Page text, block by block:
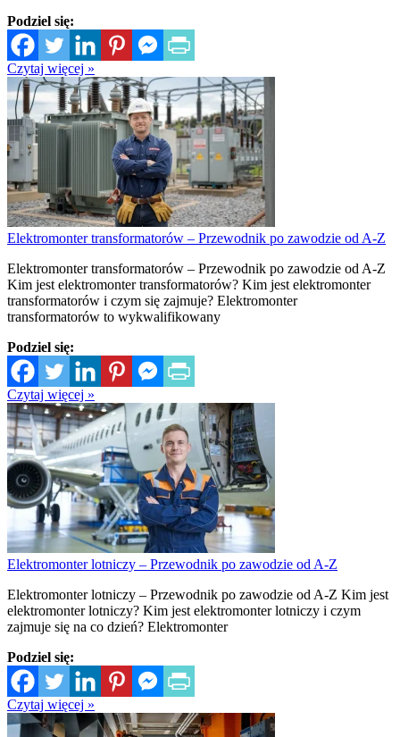
Podziel się:
Czytaj więcej »
Elektromonter transformatorów – Przewodnik po zawodzie od A-Z
Elektromonter transformatorów – Przewodnik po zawodzie od A-Z
Kim jest elektromonter transformatorów? Kim jest elektromonter
transformatorów i czym się zajmuje? Elektromonter
transformatorów to wykwalifikowany
Podziel się:
Czytaj więcej »
Elektromonter lotniczy – Przewodnik po zawodzie od A-Z
Elektromonter lotniczy – Przewodnik po zawodzie od A-Z Kim jest
elektromonter lotniczy? Kim jest elektromonter lotniczy i czym
zajmuje się na co dzień? Elektromonter
Podziel się:
Czytaj więcej »